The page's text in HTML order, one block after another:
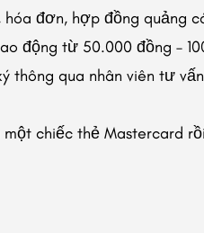
đơn, hợp đồng quảng
động từ 50.000 đồng –
thông qua nhân viên tư
chiếc thẻ Mastercard